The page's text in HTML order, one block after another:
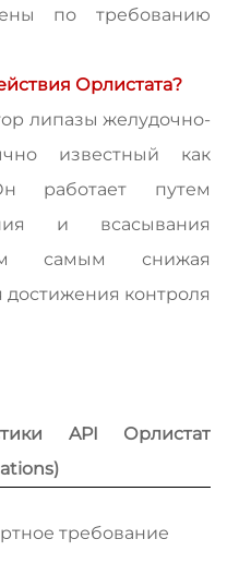
по требованию
Орлистата?
липазы желудочно-
известный как
работает путем
и всасывания
самым снижая
достижения контроля
API Орлистат
требование